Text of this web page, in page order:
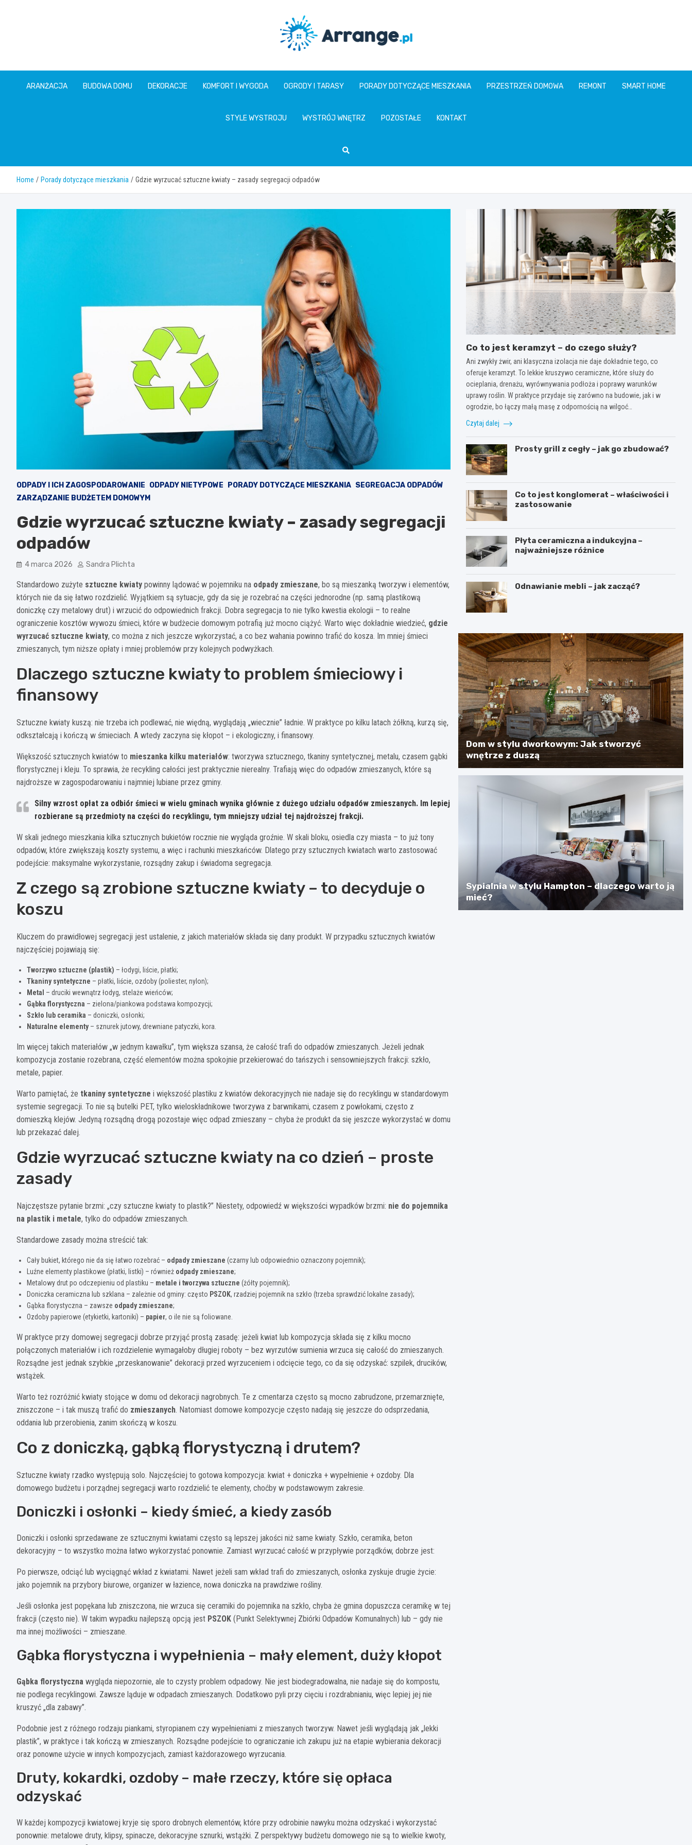
www.arrange.pl
ARANŻACJA BUDOWA DOMU DEKORACJE KOMFORT I WYGODA OGRODY I TARASY PORADY DOTYCZĄCE MIESZKANIA PRZESTRZEŃ DOMOWA REMONT SMART HOME
STYLE WYSTROJU WYSTRÓJ WNĘTRZ POZOSTAŁE KONTAKT
Home Porady dotyczące mieszkania Gdzie wyrzucać sztuczne kwiaty – zasady segregacji odpadów
ODPADY I ICH ZAGOSPODAROWANIE ODPADY NIETYPOWE PORADY DOTYCZĄCE MIESZKANIA SEGREGACJA ODPADÓW
ZARZĄDZANIE BUDŻETEM DOMOWYM
Gdzie wyrzucać sztuczne kwiaty – zasady segregacji
odpadów
4 marca 2026 Sandra Plichta
Standardowo zużyte sztuczne kwiaty powinny lądować w pojemniku na odpady zmieszane, bo są mieszanką tworzyw i elementów,
których nie da się łatwo rozdzielić. Wyjątkiem są sytuacje, gdy da się je rozebrać na części jednorodne (np. samą plastikową
doniczkę czy metalowy drut) i wrzucić do odpowiednich frakcji. Dobra segregacja to nie tylko kwestia ekologii – to realne
ograniczenie kosztów wywozu śmieci, które w budżecie domowym potrafią już mocno ciążyć. Warto więc dokładnie wiedzieć, gdzie
wyrzucać sztuczne kwiaty, co można z nich jeszcze wykorzystać, a co bez wahania powinno trafić do kosza. Im mniej śmieci
zmieszanych, tym niższe opłaty i mniej problemów przy kolejnych podwyżkach.
Dlaczego sztuczne kwiaty to problem śmieciowy i
finansowy
Sztuczne kwiaty kuszą: nie trzeba ich podlewać, nie więdną, wyglądają „wiecznie” ładnie. W praktyce po kilku latach żółkną, kurzą się,
odkształcają i kończą w śmieciach. A wtedy zaczyna się kłopot – i ekologiczny, i finansowy.
Większość sztucznych kwiatów to mieszanka kilku materiałów: tworzywa sztucznego, tkaniny syntetycznej, metalu, czasem gąbki
florystycznej i kleju. To sprawia, że recykling całości jest praktycznie nierealny. Trafiają więc do odpadów zmieszanych, które są
najdroższe w zagospodarowaniu i najmniej lubiane przez gminy.
Silny wzrost opłat za odbiór śmieci w wielu gminach wynika głównie z dużego udziału odpadów zmieszanych. Im lepiej
rozbierane są przedmioty na części do recyklingu, tym mniejszy udział tej najdroższej frakcji.
W skali jednego mieszkania kilka sztucznych bukietów rocznie nie wygląda groźnie. W skali bloku, osiedla czy miasta – to już tony
odpadów, które zwiększają koszty systemu, a więc i rachunki mieszkańców. Dlatego przy sztucznych kwiatach warto zastosować
podejście: maksymalne wykorzystanie, rozsądny zakup i świadoma segregacja.
Z czego są zrobione sztuczne kwiaty – to decyduje o
koszu
Kluczem do prawidłowej segregacji jest ustalenie, z jakich materiałów składa się dany produkt. W przypadku sztucznych kwiatów
najczęściej pojawiają się:
Tworzywo sztuczne (plastik) – łodygi, liście, płatki;
Tkaniny syntetyczne – płatki, liście, ozdoby (poliester, nylon);
Metal – druciki wewnątrz łodyg, stelaże wieńców;
Gąbka florystyczna – zielona/piankowa podstawa kompozycji;
Szkło lub ceramika – doniczki, osłonki;
Naturalne elementy– sznurek jutowy, drewniane patyczki, kora.
Im więcej takich materiałów „w jednym kawałku”, tym większa szansa, że całość trafi do odpadów zmieszanych. Jeżeli jednak
kompozycja zostanie rozebrana, część elementów można spokojnie przekierować do tańszych i sensowniejszych frakcji: szkło,
metale, papier.
Warto pamiętać, że tkaniny syntetyczne i większość plastiku z kwiatów dekoracyjnych nie nadaje się do recyklingu w standardowym
systemie segregacji. To nie są butelki PET, tylko wieloskładnikowe tworzywa z barwnikami, czasem z powłokami, często z
domieszką klejów. Jedyną rozsądną drogą pozostaje więc odpad zmieszany – chyba że produkt da się jeszcze wykorzystać w domu
lub przekazać dalej.
Gdzie wyrzucać sztuczne kwiaty na co dzień – proste
zasady
Najczęstsze pytanie brzmi: „czy sztuczne kwiaty to plastik?” Niestety, odpowiedź w większości wypadków brzmi: nie do pojemnika
na plastik i metale, tylko do odpadów zmieszanych.
Standardowe zasady można streścić tak:
Cały bukiet, którego nie da się łatwo rozebrać – odpady zmieszane (czarny lub odpowiednio oznaczony pojemnik);
Luźne elementy plastikowe (płatki, listki) – również odpady zmieszane;
Metalowy drut po odczepieniu od plastiku – metale i tworzywa sztuczne (żółty pojemnik);
Doniczka ceramiczna lub szklana – zależnie od gminy: często PSZOK, rzadziej pojemnik na szkło (trzeba sprawdzić lokalne zasady);
Gąbka florystyczna – zawsze odpady zmieszane;
Ozdoby papierowe (etykietki, kartoniki) – papier, o ile nie są foliowane.
W praktyce przy domowej segregacji dobrze przyjąć prostą zasadę: jeżeli kwiat lub kompozycja składa się z kilku mocno
połączonych materiałów i ich rozdzielenie wymagałoby długiej roboty – bez wyrzutów sumienia wrzuca się całość do zmieszanych.
Rozsądne jest jednak szybkie „przeskanowanie” dekoracji przed wyrzuceniem i odcięcie tego, co da się odzyskać: szpilek, drucików,
wstążek.
Warto też rozróżnić kwiaty stojące w domu od dekoracji nagrobnych. Te z cmentarza często są mocno zabrudzone, przemarznięte,
zniszczone – i tak muszą trafić do zmieszanych. Natomiast domowe kompozycje często nadają się jeszcze do odsprzedania,
oddania lub przerobienia, zanim skończą w koszu.
Co z doniczką, gąbką florystyczną i drutem?
Sztuczne kwiaty rzadko występują solo. Najczęściej to gotowa kompozycja: kwiat + doniczka + wypełnienie + ozdoby. Dla
domowego budżetu i porządnej segregacji warto rozdzielić te elementy, choćby w podstawowym zakresie.
Doniczki i osłonki – kiedy śmieć, a kiedy zasób
Doniczki i osłonki sprzedawane ze sztucznymi kwiatami często są lepszej jakości niż same kwiaty. Szkło, ceramika, beton
dekoracyjny – to wszystko można łatwo wykorzystać ponownie. Zamiast wyrzucać całość w przypływie porządków, dobrze jest:
Po pierwsze, odciąć lub wyciągnąć wkład z kwiatami. Nawet jeżeli sam wkład trafi do zmieszanych, osłonka zyskuje drugie życie:
jako pojemnik na przybory biurowe, organizer w łazience, nowa doniczka na prawdziwe rośliny.
Jeśli osłonka jest popękana lub zniszczona, nie wrzuca się ceramiki do pojemnika na szkło, chyba że gmina dopuszcza ceramikę w tej
frakcji (często nie). W takim wypadku najlepszą opcją jest PSZOK (Punkt Selektywnej Zbiórki Odpadów Komunalnych) lub – gdy nie
ma innej możliwości – zmieszane.
Gąbka florystyczna i wypełnienia – mały element, duży kłopot
Gąbka florystyczna wygląda niepozornie, ale to czysty problem odpadowy. Nie jest biodegradowalna, nie nadaje się do kompostu,
nie podlega recyklingowi. Zawsze ląduje w odpadach zmieszanych. Dodatkowo pyli przy cięciu i rozdrabnianiu, więc lepiej jej nie
kruszyć „dla zabawy”.
Podobnie jest z różnego rodzaju piankami, styropianem czy wypełnieniami z mieszanych tworzyw. Nawet jeśli wyglądają jak „lekki
plastik”, w praktyce i tak kończą w zmieszanych. Rozsądne podejście to ograniczanie ich zakupu już na etapie wybierania dekoracji
oraz ponowne użycie w innych kompozycjach, zamiast każdorazowego wyrzucania.
Druty, kokardki, ozdoby – małe rzeczy, które się opłaca
odzyskać
W każdej kompozycji kwiatowej kryje się sporo drobnych elementów, które przy odrobinie nawyku można odzyskać i wykorzystać
ponownie: metalowe druty, klipsy, spinacze, dekoracyjne sznurki, wstążki. Z perspektywy budżetu domowego nie są to wielkie kwoty,
Co to jest keramzyt – do czego służy?
Ani zwykły żwir, ani klasyczna izolacja nie daje dokładnie tego, co
oferuje keramzyt. To lekkie kruszywo ceramiczne, które służy do
ocieplania, drenażu, wyrównywania podłoża i poprawy warunków
uprawy roślin. W praktyce przydaje się zarówno na budowie, jak i w
ogrodzie, bo łączy małą masę z odpornością na wilgoć…
Czytaj dalej
Prosty grill z cegły – jak go zbudować?
Co to jest konglomerat – właściwości i
zastosowanie
Płyta ceramiczna a indukcyjna –
najważniejsze różnice
Odnawianie mebli – jak zacząć?
Dom w stylu dworkowym: Jak stworzyć
wnętrze z duszą
Sypialnia w stylu Hampton – dlaczego warto ją
mieć?